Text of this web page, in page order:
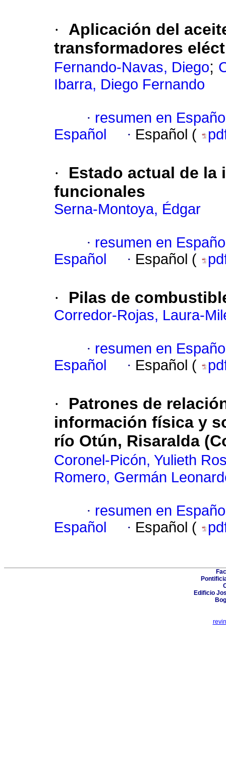
·
Aplicación del
transformadores
Fernando-Navas, Diego;
Ibarra, Diego Fernando
· resumen en
Español
· Español (
·
Estado actual de
funcionales
Serna-Montoya, Édgar
· resumen en
Español
· Español (
· Pilas de
Corredor-Rojas, Laura-
· resumen en
Español
· Español (
·
Patrones de
información física y
río Otún, Risaralda
Coronel-Picón, Yulieth
Romero, Germán
· resumen en
Español
· Español (
Edificio